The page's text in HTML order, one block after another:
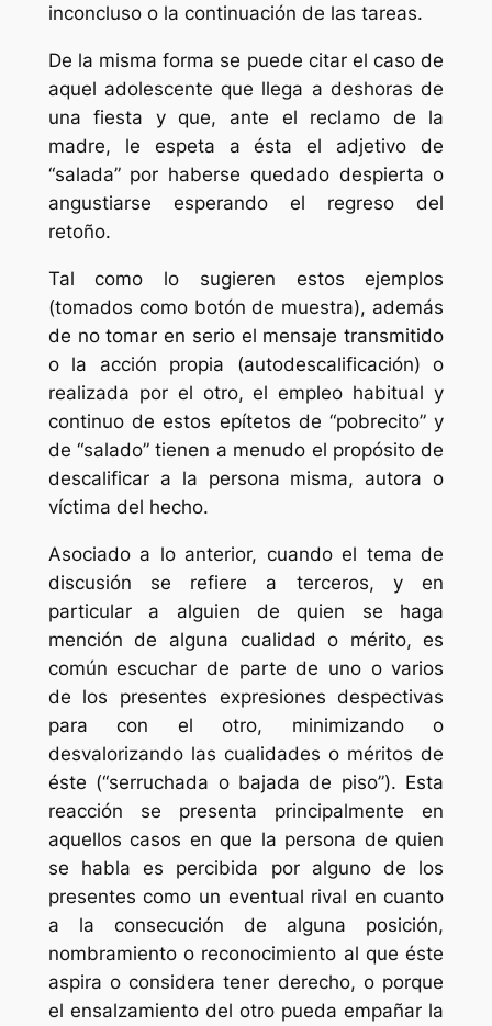
inconcluso o la continuación de las tareas.
De la misma forma se puede citar el caso de
aquel adolescente que llega a deshoras de
una fiesta y que, ante el reclamo de la
madre, le espeta a ésta el adjetivo de
“salada” por haberse quedado despierta o
angustiarse esperando el regreso del
retoño.
Tal como lo sugieren estos ejemplos
(tomados como botón de muestra), además
de no tomar en serio el mensaje transmitido
o la acción propia (autodescalificación) o
realizada por el otro, el empleo habitual y
continuo de estos epítetos de “pobrecito” y
de “salado” tienen a menudo el propósito de
descalificar a la persona misma, autora o
víctima del hecho.
Asociado a lo anterior, cuando el tema de
discusión se refiere a terceros, y en
particular a alguien de quien se haga
mención de alguna cualidad o mérito, es
común escuchar de parte de uno o varios
de los presentes expresiones despectivas
para con el otro, minimizando o
desvalorizando las cualidades o méritos de
éste (“serruchada o bajada de piso”). Esta
reacción se presenta principalmente en
aquellos casos en que la persona de quien
se habla es percibida por alguno de los
presentes como un eventual rival en cuanto
a la consecución de alguna posición,
nombramiento o reconocimiento al que éste
aspira o considera tener derecho, o porque
el ensalzamiento del otro pueda empañar la